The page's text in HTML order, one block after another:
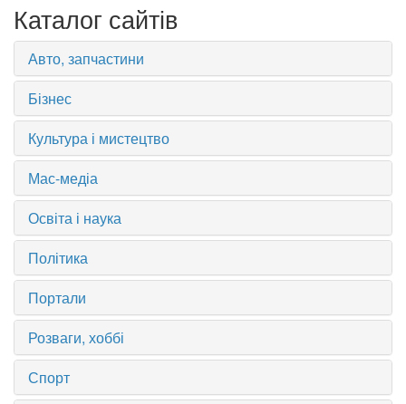
Каталог сайтів
Авто, запчастини
Бізнес
Культура і мистецтво
Мас-медіа
Освіта і наука
Політика
Портали
Розваги, хоббі
Спорт